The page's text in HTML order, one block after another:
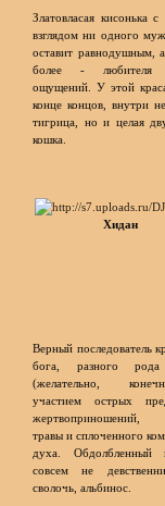
Златовласая кисонька
взглядом ни одного
оставит равнодушным,
более - любителя
ощущений. У этой
конце концов, внутри
тигрица, но и целая
кошка.
Хидан
Верный последователь
бога, разного
(желательно,
участием острых
жертвоприношений,
травы и сплоченного
духа.
совсем не
сволочь, альбинос.